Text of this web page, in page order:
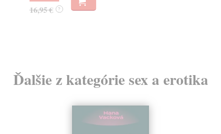
16,95 € ?
Ďalšie z kategórie sex a erotika